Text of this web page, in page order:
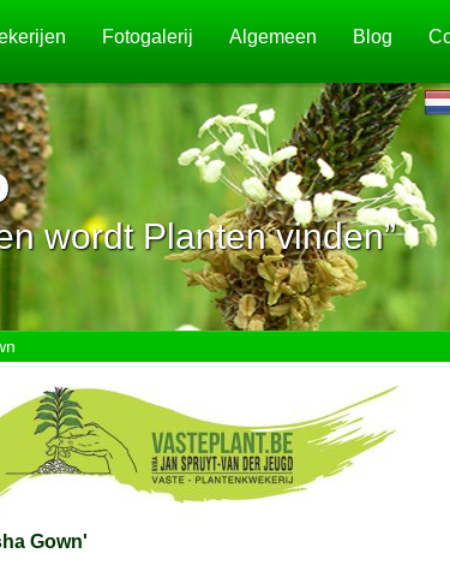
Fotogalerij Algemeen Blog
wordt Planten vinden”
Gown'